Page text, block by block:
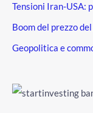
Tensioni Iran-USA:
Boom del prezzo
Geopolitica e